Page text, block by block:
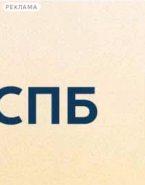
РЕКЛАМА
Сегодня:
2026.08.06
16:34